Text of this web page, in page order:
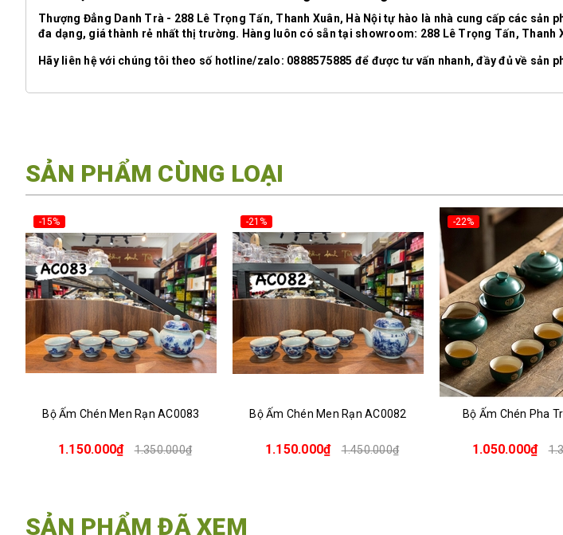
Thượng Đẳng Danh Trà - 288 Lê Trọng Tấn, Thanh Xuân, Hà Nội tự hào là nhà cung cấp các
đa dạng, giá thành rẻ nhất thị trường. Hàng luôn có sẵn tại showroom: 288 Lê Trọng Tấn, Thanh
Hãy liên hệ với chúng tôi theo số hotline/zalo: 0888575885 để được tư vấn nhanh, đầy đủ về sản
SẢN PHẨM CÙNG LOẠI
-21%
Bộ Ấm Chén Men Rạn AC0082
1.150.000₫ 1.450.000₫
-22%
Bộ Ấm Chén Pha Trà AC069
1.050.000₫ 1.350.000₫
-16%
Bộ Ấm Chén Pha
1.550.000₫
SẢN PHẨM ĐÃ XEM